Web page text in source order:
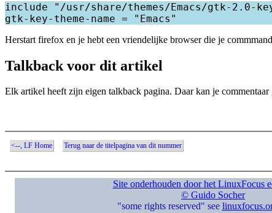
include "/usr/share/themes/Emacs/gtk-2.0-
Herstart firefox en je hebt een vriendelijke browser die je
Talkback voor dit artikel
Elk artikel heeft zijn eigen talkback pagina. Daar kan je commentaar
<--, LF Home Terug naar de titelpagina van dit nummer
Site onderhouden door het LinuxFocus
© Guido Socher
"some rights reserved" see